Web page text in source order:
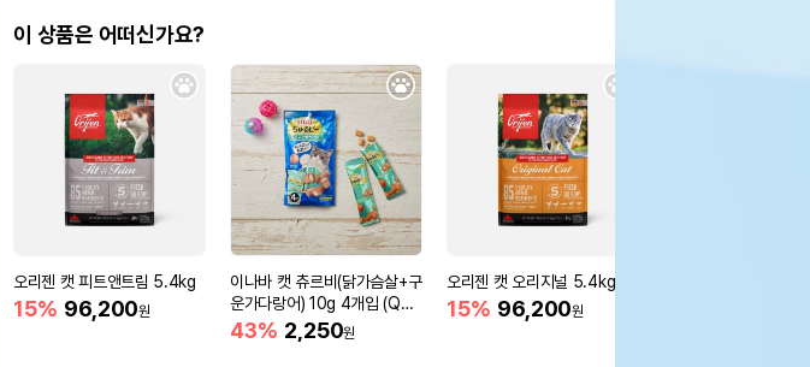
이 상품은 어떠신가요?
오리젠 캣 피트앤트림 5.4kg
15% 96,200원
이나바 캣 츄르비(닭가슴살+구
운가다랑어) 10g 4개입 (QS
C-273)
43% 2,250원
오리젠 캣 오리지널 5.4kg
15% 96,200원